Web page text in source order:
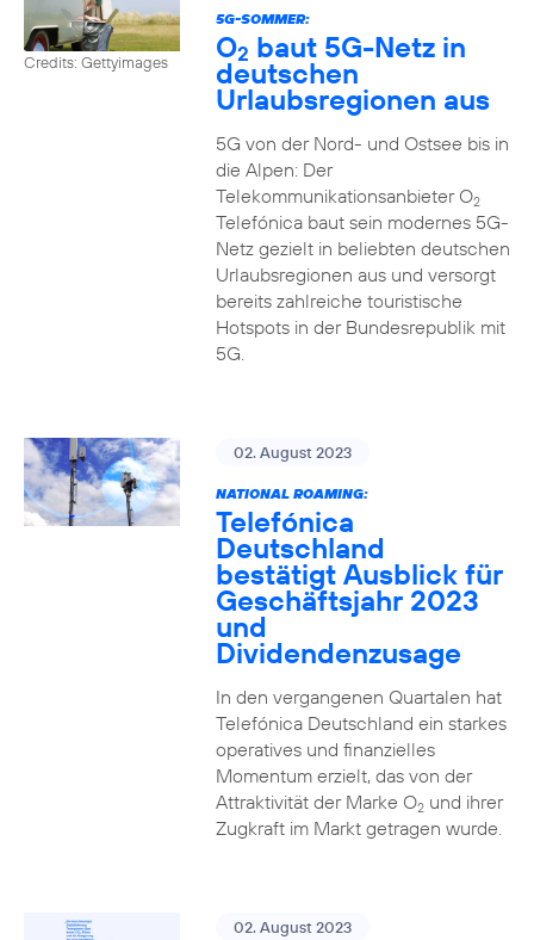
Credits: Gettyimages
5G-SOMMER:
O2 baut 5G-Netz in
deutschen
Urlaubsregionen aus
5G von der Nord- und Ostsee bis in
die Alpen: Der
Telekommunikationsanbieter O2
Telefónica baut sein modernes 5G-
Netz gezielt in beliebten deutschen
Urlaubsregionen aus und versorgt
bereits zahlreiche touristische
Hotspots in der Bundesrepublik mit
5G.
02. August 2023
NATIONAL ROAMING:
Telefónica
Deutschland
bestätigt Ausblick für
Geschäftsjahr 2023
und
Dividendenzusage
In den vergangenen Quartalen hat
Telefónica Deutschland ein starkes
operatives und finanzielles
Momentum erzielt, das von der
Attraktivität der Marke O2und ihrer
Zugkraft im Markt getragen wurde.
02. August 2023